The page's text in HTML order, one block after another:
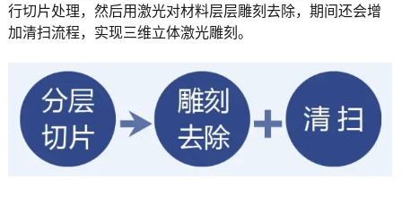
行切片处理，然后用激光对材料层层雕刻去除，期间还会增
加清扫流程，实现三维立体激光雕刻。